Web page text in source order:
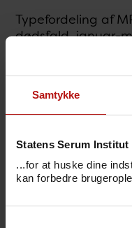
Samtykke
Statens Serum
...for at huske dine
kan forbedre
Typefordeling af
dødsfald, januar-
MRSA type
t632/CC8
t730/ukendt 1
t15596/CC72 1